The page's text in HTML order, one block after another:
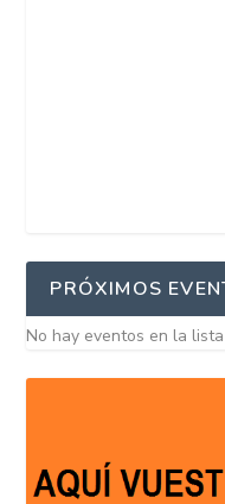
PRÓXIMOS
No hay eventos en la